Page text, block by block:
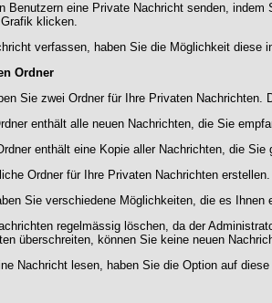
Benutzern eine Private Nachricht senden, indem
Grafik klicken.
verfassen, haben Sie die Möglichkeit diese
Ordner
Sie zwei Ordner für Ihre Privaten Nachrichten.
enthält alle neuen Nachrichten, die Sie
enthält eine Kopie aller Nachrichten, die
Ordner für Ihre Privaten Nachrichten erstellen.
Sie verschiedene Möglichkeiten, die es
regelmässig löschen, da der
überschreiten, können Sie keine neuen
Nachricht lesen, haben Sie die Option auf